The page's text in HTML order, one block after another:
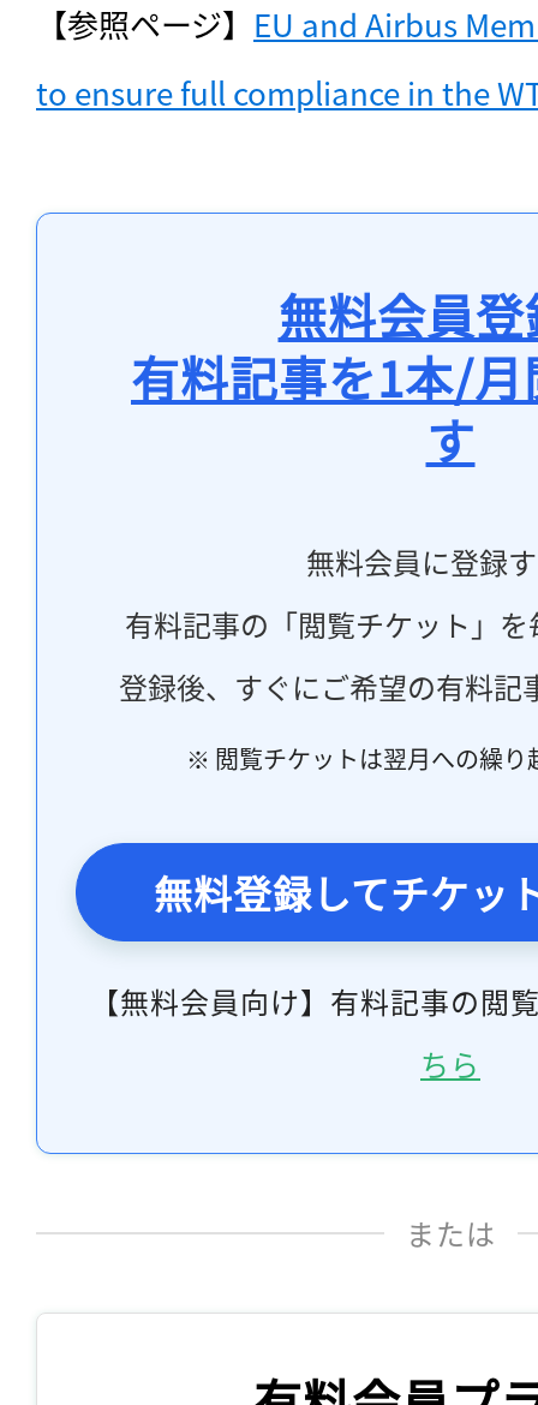
【参照ページ】 EU and Airbus
to ensure full compliance in the
無料会員
有料記事を1本/
す
無料会員に登録
有料記事の「閲覧チケット」
登録後、すぐにご希望の有料記
※ 閲覧チケットは翌月への繰り
無料登録してチケッ
【無料会員向け】有料記事の閲
ちら
または